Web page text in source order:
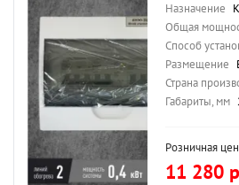
Назначение
Общая
Способ
Размещение
Страна
Габариты, мм
Розничная
11 280